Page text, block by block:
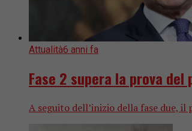
Attualità6 anni fa
Fase 2 supera la prova
A seguito dell’inizio della fase due,